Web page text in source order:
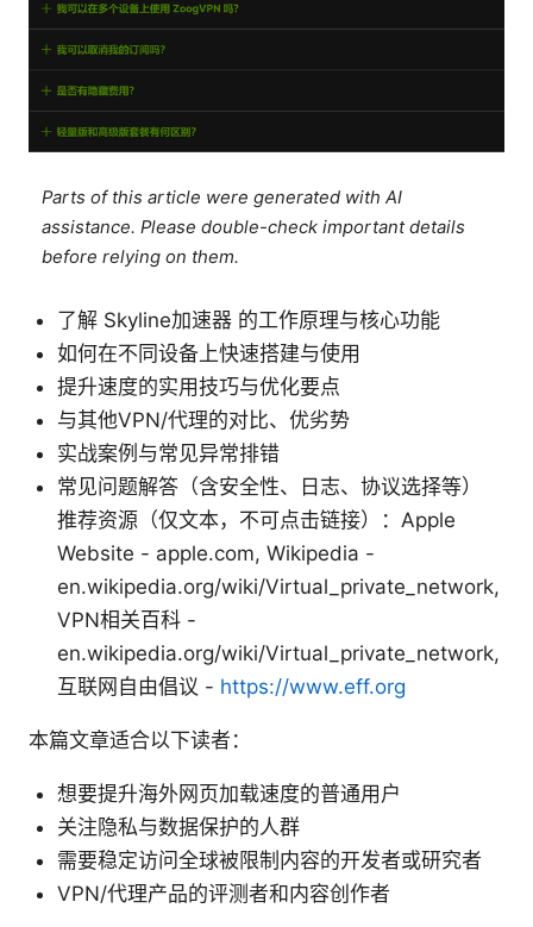
Parts of this article were generated with AI
assistance. Please double-check important details
before relying on them.
了解 Skyline加速器 的工作原理与核心功能
如何在不同设备上快速搭建与使用
提升速度的实用技巧与优化要点
与其他VPN/代理的对比、优劣势
实战案例与常见异常排错
常见问题解答（含安全性、日志、协议选择等）
推荐资源（仅文本，不可点击链接）：Apple
Website - apple.com, Wikipedia -
en.wikipedia.org/wiki/Virtual_private_network,
VPN相关百科 -
en.wikipedia.org/wiki/Virtual_private_network,
互联网自由倡议 - https://www.eff.org
本篇文章适合以下读者：
想要提升海外网页加载速度的普通用户
关注隐私与数据保护的人群
需要稳定访问全球被限制内容的开发者或研究者
VPN/代理产品的评测者和内容创作者